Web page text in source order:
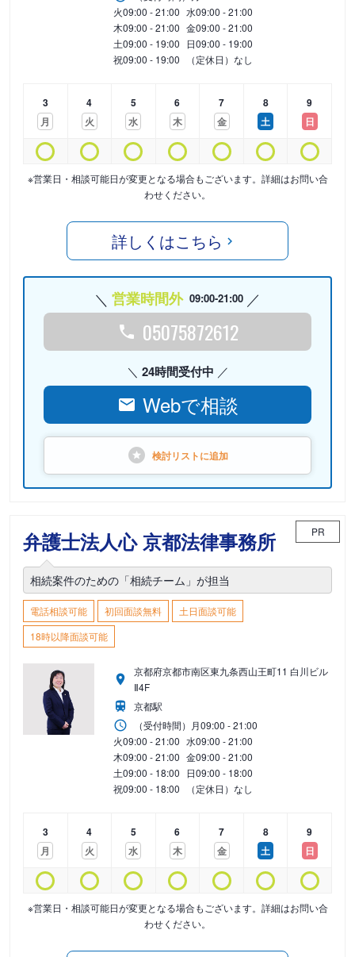
火09:00 - 21:00 水09:00 - 21:00
木09:00 - 21:00 金09:00 - 21:00
土09:00 - 19:00 日09:00 - 19:00
祝09:00 - 19:00 （定休日）なし
3
月
4
火
5
水
6
木
7
金
8
土
9
日
※営業日・相談可能日が変更となる場合もございます。詳細はお問い合
わせください。
詳しくはこちら
営業時間外 09:00-21:00
05075872612
24時間受付中
Webで相談
検討リストに追加
弁護士法人心 京都法律事務所 PR
相続案件のための「相続チーム」が担当
電話相談可能 初回面談無料
土日面談可能
18時以降面談可能
京都府京都市南区東九条西山王町11 白川ビル
Ⅱ4F
京都駅
（受付時間） 月09:00 - 21:00
火09:00 - 21:00 水09:00 - 21:00
木09:00 - 21:00 金09:00 - 21:00
土09:00 - 18:00 日09:00 - 18:00
祝09:00 - 18:00 （定休日）なし
3
月
4
火
5
水
6
木
7
金
8
土
9
日
※営業日・相談可能日が変更となる場合もございます。詳細はお問い合
わせください。